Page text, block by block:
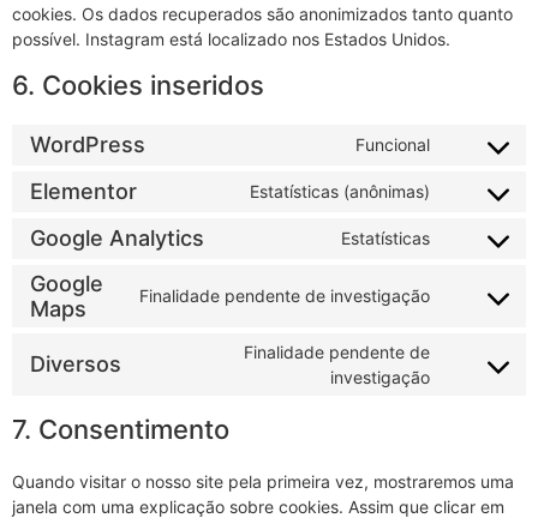
cookies. Os dados recuperados são anonimizados tanto quanto
possível. Instagram está localizado nos Estados Unidos.
6. Cookies inseridos
WordPress Funcional
Elementor Estatísticas (anônimas)
Google Analytics Estatísticas
Google
Maps
Finalidade pendente de investigação
Diversos
Finalidade pendente de
investigação
7. Consentimento
Quando visitar o nosso site pela primeira vez, mostraremos uma
janela com uma explicação sobre cookies. Assim que clicar em